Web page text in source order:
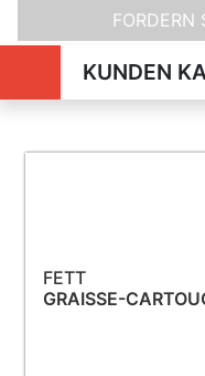
FORDERN
KUNDEN
FETT
GRAISSE-